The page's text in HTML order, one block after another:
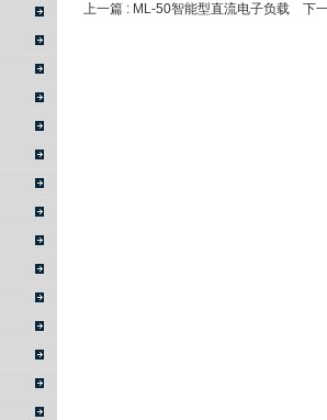
上一篇 : ML-50智能型直流电子负载 下